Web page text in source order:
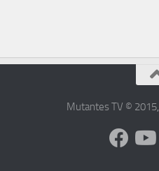
Mutantes TV © 2015,